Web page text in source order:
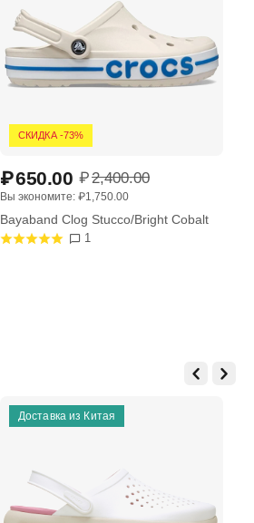
СКИДКА -73%
₽2,400.00
₽650.00
Вы экономите: ₽1,750.00
Bayaband Clog Stucco/Bright Cobalt
1
Доставка из Китая